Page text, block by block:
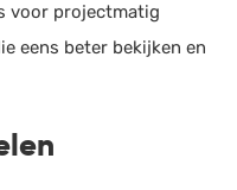
voor projectmatig
eens beter bekijken en